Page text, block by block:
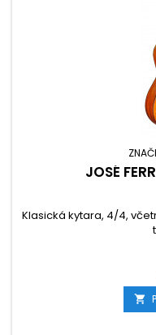
JOSÉ
Klasická kytara, 4/4,
